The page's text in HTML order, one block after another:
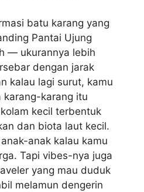
batu karang yang
Pantai Ujung
— ukurannya lebih
dengan jarak
kalau lagi surut, kamu
karang-karang itu
kecil terbentuk
dan biota laut kecil.
anak kalau kamu
Tapi vibes-nya juga
yang mau duduk
melamun dengerin